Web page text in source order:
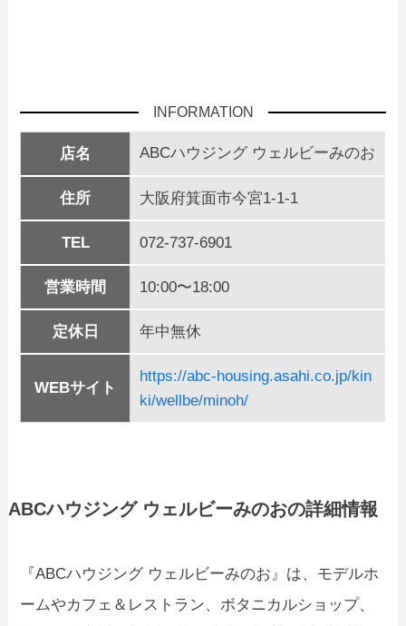
INFORMATION
店名 ABCハウジング ウェルビーみのお
住所 大阪府箕面市今宮1-1-1
TEL 072-737-6901
営業時間 10:00〜18:00
定休日 年中無休
WEBサイト
https://abc-housing.asahi.co.jp/kin
ki/wellbe/minoh/
ABCハウジング ウェルビーみのおの詳細情報
『ABCハウジング ウェルビーみのお』は、モデルホ
ームやカフェ＆レストラン、ボタニカルショップ、